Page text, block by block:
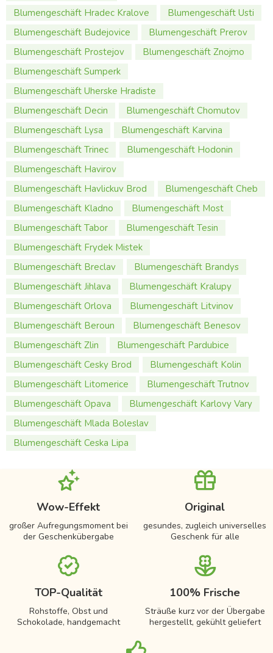
Blumengeschäft Hradec Kralove
Blumengeschäft Usti
Blumengeschäft Budejovice
Blumengeschäft Prerov
Blumengeschäft Prostejov
Blumengeschäft Znojmo
Blumengeschäft Sumperk
Blumengeschäft Uherske Hradiste
Blumengeschäft Decin
Blumengeschäft Chomutov
Blumengeschäft Lysa
Blumengeschäft Karvina
Blumengeschäft Trinec
Blumengeschäft Hodonin
Blumengeschäft Havirov
Blumengeschäft Havlickuv Brod
Blumengeschäft Cheb
Blumengeschäft Kladno
Blumengeschäft Most
Blumengeschäft Tabor
Blumengeschäft Tesin
Blumengeschäft Frydek Mistek
Blumengeschäft Breclav
Blumengeschäft Brandys
Blumengeschäft Jihlava
Blumengeschäft Kralupy
Blumengeschäft Orlova
Blumengeschäft Litvinov
Blumengeschäft Beroun
Blumengeschäft Benesov
Blumengeschäft Zlin
Blumengeschäft Pardubice
Blumengeschäft Cesky Brod
Blumengeschäft Kolin
Blumengeschäft Litomerice
Blumengeschäft Trutnov
Blumengeschäft Opava
Blumengeschäft Karlovy Vary
Blumengeschäft Mlada Boleslav
Blumengeschäft Ceska Lipa
Wow-Effekt
großer Aufregungsmoment bei
der Geschenkübergabe
Original
gesundes, zugleich universelles
Geschenk für alle
TOP-Qualität
Rohstoffe, Obst und
Schokolade, handgemacht
100% Frische
Sträuße kurz vor der Übergabe
hergestellt, gekühlt geliefert